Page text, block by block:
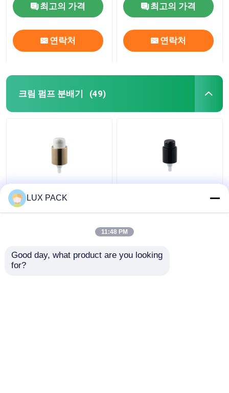
최고의 가격
연락처
최고의 가격
연락처
크림 펌프 분배기 (49)
알루미늄 마감 플라스틱
액체 비누 분배기 펌프
LUX PACK
11:48 PM
Good day, what product are you looking
for?